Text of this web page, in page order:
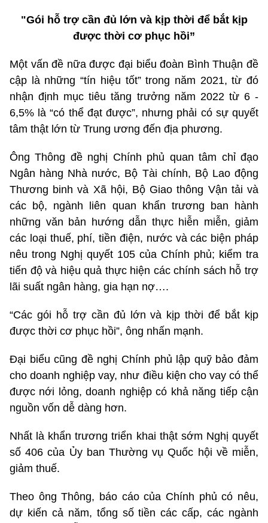
"Gói hỗ trợ cần đủ lớn và kịp thời để bắt kịp
được thời cơ phục hồi”
Một vấn đề nữa được đại biểu đoàn Bình Thuận đề
cập là những “tín hiệu tốt” trong năm 2021, từ đó
nhận định mục tiêu tăng trưởng năm 2022 từ 6 -
6,5% là “có thể đạt được”, nhưng phải có sự quyết
tâm thật lớn từ Trung ương đến địa phương.
Ông Thông đề nghị Chính phủ quan tâm chỉ đạo
Ngân hàng Nhà nước, Bộ Tài chính, Bộ Lao động
Thương binh và Xã hội, Bộ Giao thông Vận tải và
các bộ, ngành liên quan khẩn trương ban hành
những văn bản hướng dẫn thực hiễn miễn, giảm
các loại thuế, phí, tiền điện, nước và các biện pháp
nêu trong Nghị quyết 105 của Chính phủ; kiểm tra
tiến độ và hiệu quả thực hiện các chính sách hỗ trợ
lãi suất ngân hàng, gia hạn nợ….
“Các gói hỗ trợ cần đủ lớn và kịp thời để bắt kịp
được thời cơ phục hồi”, ông nhấn mạnh.
Đại biểu cũng đề nghị Chính phủ lập quỹ bảo đảm
cho doanh nghiệp vay, như điều kiện cho vay có thể
được nới lỏng, doanh nghiệp có khả năng tiếp cận
nguồn vốn dễ dàng hơn.
Nhất là khẩn trương triển khai thật sớm Nghị quyết
số 406 của Ủy ban Thường vụ Quốc hội về miễn,
giảm thuế.
Theo ông Thông, báo cáo của Chính phủ có nêu,
dự kiến cả năm, tổng số tiền các cấp, các ngành